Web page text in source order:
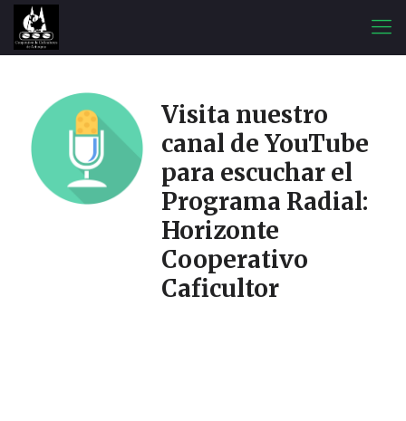
Visita nuestro
canal de YouTube
para escuchar el
Programa Radial:
Horizonte
Cooperativo
Caficultor